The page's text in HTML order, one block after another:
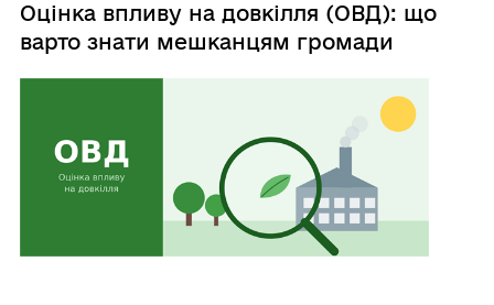
Оцінка впливу на довкілля (ОВД): що
варто знати мешканцям громади